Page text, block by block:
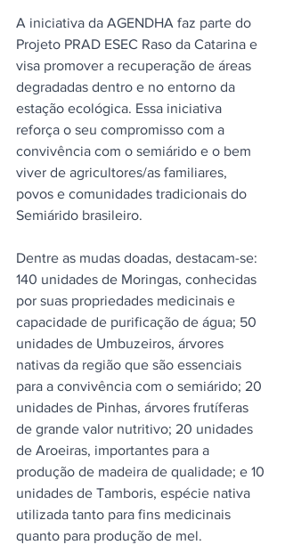
A iniciativa da AGENDHA faz parte do
Projeto PRAD ESEC Raso da Catarina e
visa promover a recuperação de áreas
degradadas dentro e no entorno da
estação ecológica. Essa iniciativa
reforça o seu compromisso com a
convivência com o semiárido e o bem
viver de agricultores/as familiares,
povos e comunidades tradicionais do
Semiárido brasileiro.
Dentre as mudas doadas, destacam-se:
140 unidades de Moringas, conhecidas
por suas propriedades medicinais e
capacidade de purificação de água; 50
unidades de Umbuzeiros, árvores
nativas da região que são essenciais
para a convivência com o semiárido; 20
unidades de Pinhas, árvores frutíferas
de grande valor nutritivo; 20 unidades
de Aroeiras, importantes para a
produção de madeira de qualidade; e 10
unidades de Tamboris, espécie nativa
utilizada tanto para fins medicinais
quanto para produção de mel.